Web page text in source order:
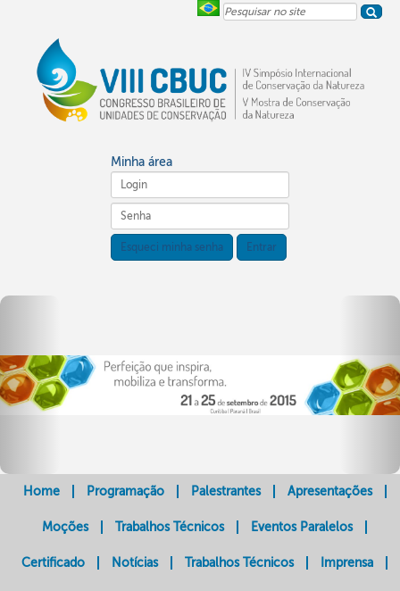
Pesquisar
Minha área
Esqueci minha senha Entrar
Home Programação Palestrantes Apresentações
Moções Trabalhos Técnicos Eventos Paralelos
Certificado Notícias Trabalhos Técnicos Imprensa